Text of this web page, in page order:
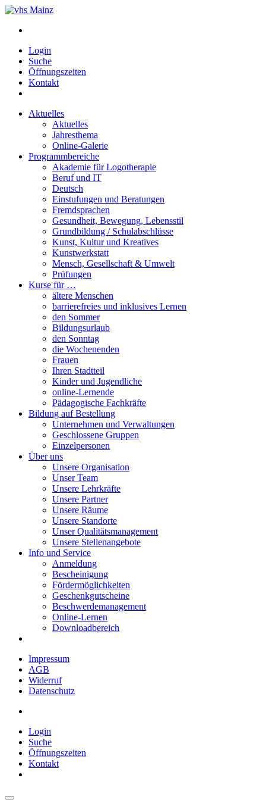
Login
Suche
Öffnungszeiten
Kontakt
Aktuelles
Aktuelles
Jahresthema
Online-Galerie
Programmbereiche
Akademie für Logotherapie
Beruf und IT
Deutsch
Einstufungen und Beratungen
Fremdsprachen
Gesundheit, Bewegung, Lebensstil
Grundbildung / Schulabschlüsse
Kunst, Kultur und Kreatives
Kunstwerkstatt
Mensch, Gesellschaft & Umwelt
Prüfungen
Kurse für …
ältere Menschen
barrierefreies und inklusives Lernen
den Sommer
Bildungsurlaub
den Sonntag
die Wochenenden
Frauen
Ihren Stadtteil
Kinder und Jugendliche
online-Lernende
Pädagogische Fachkräfte
Bildung auf Bestellung
Unternehmen und Verwaltungen
Geschlossene Gruppen
Einzelpersonen
Über uns
Unsere Organisation
Unser Team
Unsere Lehrkräfte
Unsere Partner
Unsere Räume
Unsere Standorte
Unser Qualitätsmanagement
Unsere Stellenangebote
Info und Service
Anmeldung
Bescheinigung
Fördermöglichkeiten
Geschenkgutscheine
Beschwerdemanagement
Online-Lernen
Downloadbereich
Impressum
AGB
Widerruf
Datenschutz
Login
Suche
Öffnungszeiten
Kontakt